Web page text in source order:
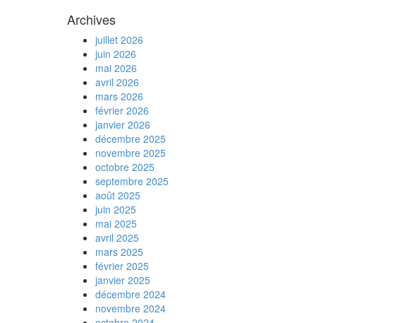
Archives
juillet 2026
juin 2026
mai 2026
avril 2026
mars 2026
février 2026
janvier 2026
décembre 2025
novembre 2025
octobre 2025
septembre 2025
août 2025
juin 2025
mai 2025
avril 2025
mars 2025
février 2025
janvier 2025
décembre 2024
novembre 2024